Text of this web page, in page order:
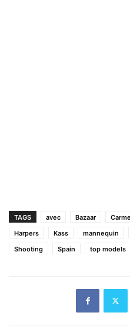
TAGS avec Bazaar
Harpers
Kass mannequin
Shooting
Spain top models